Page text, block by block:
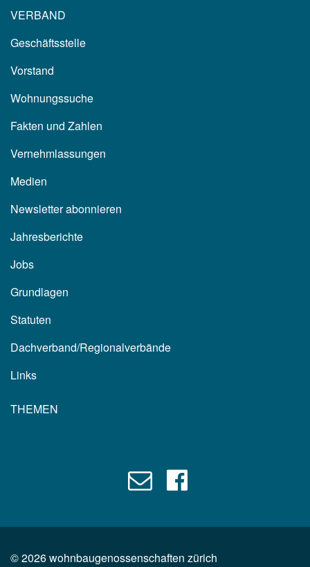
VERBAND
Geschäftsstelle
Vorstand
Wohnungssuche
Fakten und Zahlen
Vernehmlassungen
Medien
Newsletter abonnieren
Jahresberichte
Jobs
Grundlagen
Statuten
Dachverband/Regionalverbände
Links
THEMEN
©2026wohnbaugenossenschaften zürich